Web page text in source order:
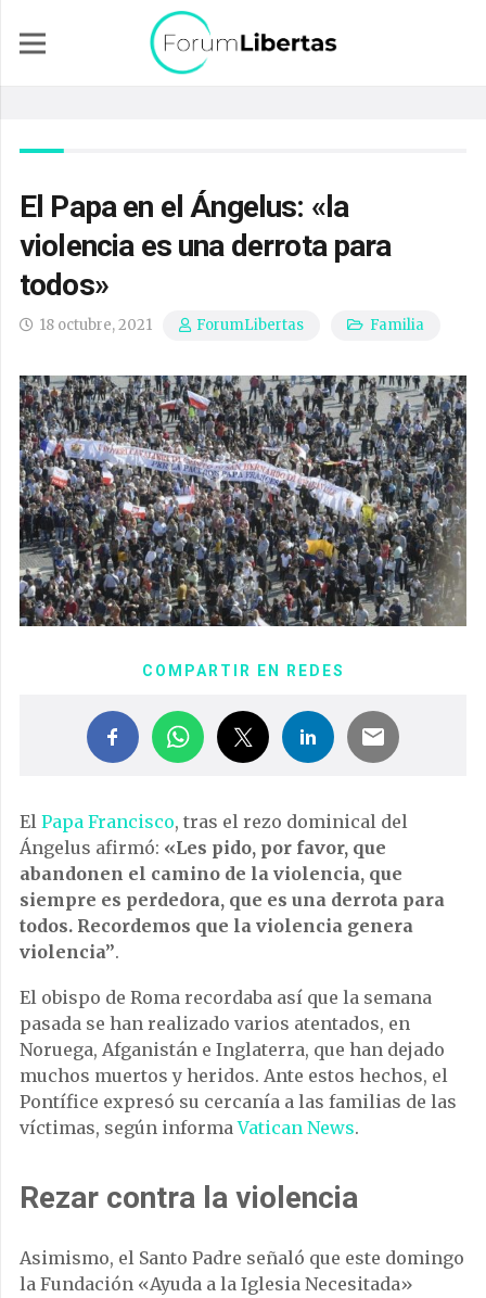
El Papa en el Ángelus: «la
violencia es una derrota para
todos»
18 octubre, 2021 ForumLibertas Familia
COMPARTIR EN REDES
El Papa Francisco, tras el rezo dominical del
Ángelus afirmó: «Les pido, por favor, que
abandonen el camino de la violencia, que
siempre es perdedora, que es una derrota para
todos. Recordemos que la violencia genera
violencia”.
El obispo de Roma recordaba así que la semana
pasada se han realizado varios atentados, en
Noruega, Afganistán e Inglaterra, que han dejado
muchos muertos y heridos. Ante estos hechos, el
Pontífice expresó su cercanía a las familias de las
víctimas, según informaVatican News.
Rezar contra la violencia
Asimismo, el Santo Padre señaló que este domingo
la Fundación «Ayuda a la Iglesia Necesitada»